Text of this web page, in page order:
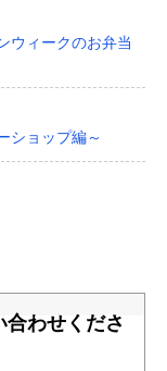
ウィークのお弁当
ショップ編～
合わせくださ